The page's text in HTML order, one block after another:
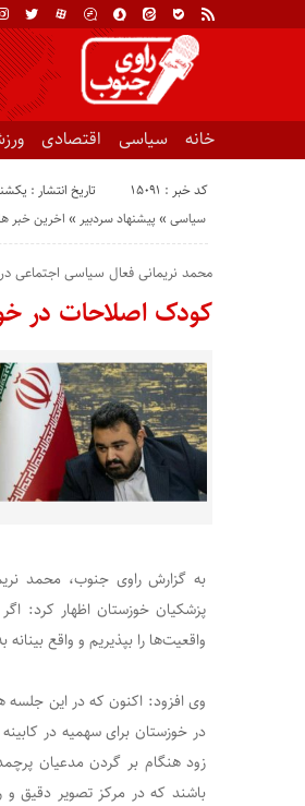
خانه سیاسی اقتصادی
کد خبر : 15091 تاریخ انتشار : یکشنبه ۷ مرداد ۱۴۰۳ -
اخرین خبر « پیشنهاد سردبیر « سیاسی
محمد نریمانی فعال سیاسی اجتماعی
کودک اصلاحات در
به گزارش راوی جنوب، محمد
پزشکیان خوزستان اظهار کرد:
واقعیت‌ها را بپذیریم و واقع
وی افزود: اکنون که در این جلسه
در خوزستان برای سهمیه در
زود هنگام بر گردن مدعیان
باشند که در مرکز تصویر دقیق